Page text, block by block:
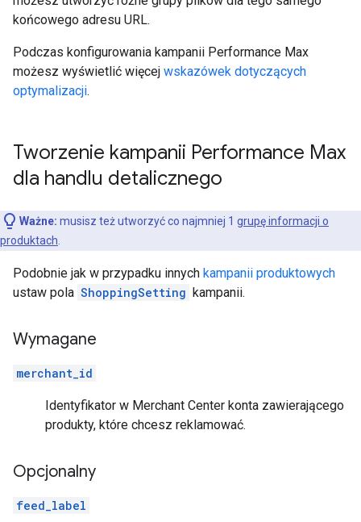
końcowego adresu URL.
Podczas konfigurowania kampanii Performance Max
możesz wyświetlić więcej wskazówek dotyczących
optymalizacji.
Tworzenie kampanii Performance Max
dla handlu detalicznego
Ważne: musisz też utworzyć co najmniej 1 grupę informacji o
produktach
Podobnie jak w przypadku innych kampanii produktowych
ustaw pola ShoppingSetting kampanii.
Wymagane
merchant_id
Identyfikator w Merchant Center konta zawierającego
produkty, które chcesz reklamować.
Opcjonalny
feed_label